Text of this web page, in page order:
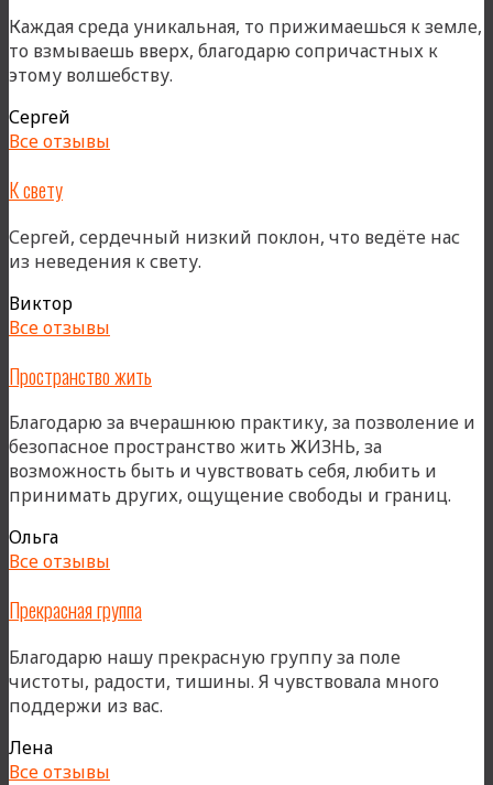
Каждая среда уникальная, то прижимаешься к земле,
то взмываешь вверх, благодарю сопричастных к
этому волшебству.
Сергей
Все отзывы
К свету
Сергей, сердечный низкий поклон, что ведёте нас
из неведения к свету.
Виктор
Все отзывы
Пространство жить
Благодарю за вчерашнюю практику, за позволение и
безопасное пространство жить ЖИЗНЬ, за
возможность быть и чувствовать себя, любить и
принимать других, ощущение свободы и границ.
Ольга
Все отзывы
Прекрасная группа
Благодарю нашу прекрасную группу за поле
чистоты, радости, тишины. Я чувствовала много
поддержи из вас.
Лена
Все отзывы